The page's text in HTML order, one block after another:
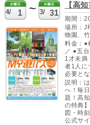
4/ 1 3/ 31
【高
期間：
場所：
物園、
料金：●
／ ●五
1才未
者1人に
必要と
説明：
へ！毎
題！高
の特典
図・時
公式サ